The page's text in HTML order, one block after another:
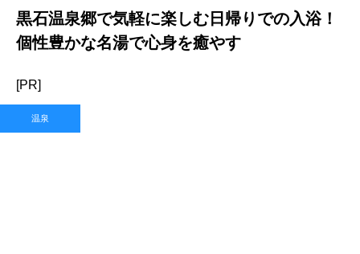
黒石温泉郷で気軽に楽しむ日帰りでの入浴！
個性豊かな名湯で心身を癒やす
[PR]
温泉